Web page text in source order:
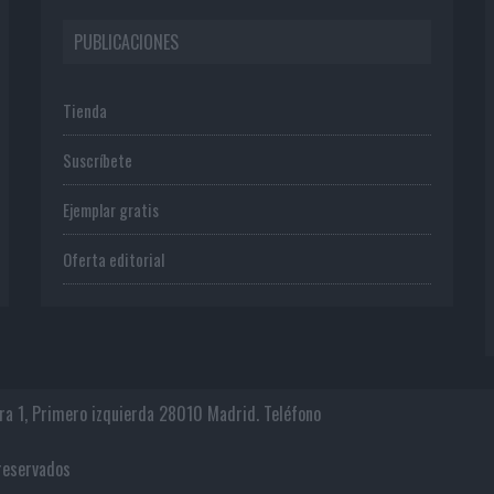
PUBLICACIONES
Tienda
Suscríbete
Ejemplar gratis
Oferta editorial
1, Primero izquierda 28010 Madrid. Teléfono